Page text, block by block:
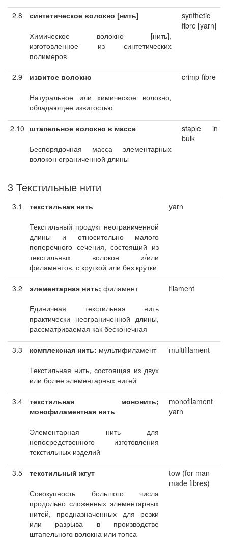
2.8
синтетическое волокно [нить]
Химическое волокно [нить],
изготовленное из синтетических
полимеров
synthetic
fibre [yarn]
2.9
извитое волокно
Натуральное или химическое волокно,
обладающее извитостью
crimp fibre
2.10 штапельное волокно в массе
Беспорядочная масса элементарных
волокон ограниченной длины
staple in
bulk
3 Текстильные нити
3.1
текстильная нить
Текстильный продукт неограниченной
длины и относительно малого
поперечного сечения, состоящий из
текстильных волокон и/или
филаментов, с круткой или без крутки
yarn
3.2 элементарная нить; филамент
Единичная текстильная нить
практически неограниченной длины,
рассматриваемая как бесконечная
filament
3.3 комплексная нить: мультифиламент
Текстильная нить, состоящая из двух
или более элементарных нитей
multifilament
3.4
текстильная мононить;
монофиламентная нить
Элементарная нить для
непосредственного изготовления
текстильных изделий
monofilament
yarn
3.5
текстильный жгут
Совокупность большого числа
продольно сложенных элементарных
нитей, предназначенных для резки
или разрыва в производстве
штапельного волокна или топса
tow (for man-
made fibres)